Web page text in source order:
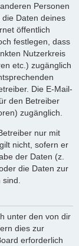
Personen
Daten deines
öffentlich
festlegen, dass
Nutzerkreis
etc.) zugänglich
Die E-Mail-
den Betreiber
zugänglich.
nur mit
nicht, sofern er
der Daten (z.
die Daten zur
unter den von dir
dies zur
erforderlich